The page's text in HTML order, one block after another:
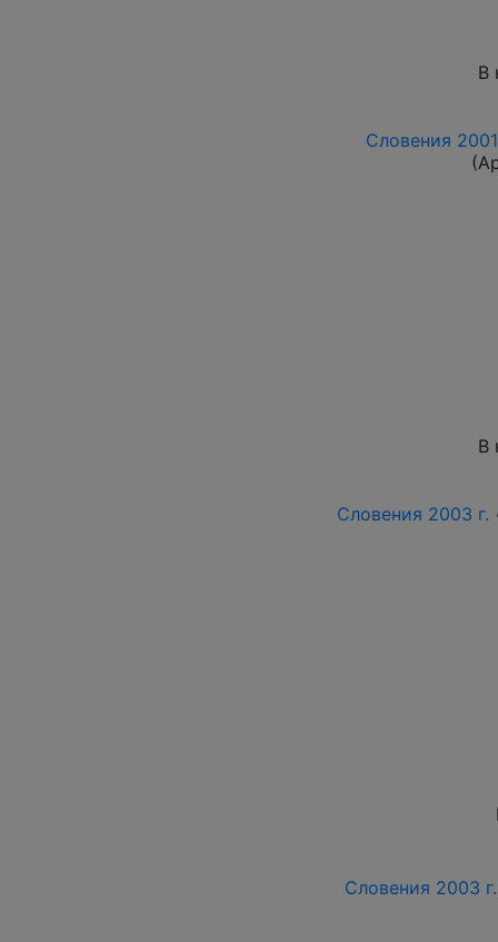
В
Словения
В
Словения 2003 г.
Словения 2003